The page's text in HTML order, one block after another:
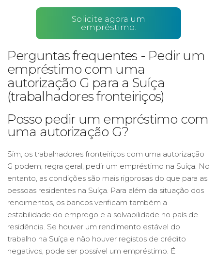
Solicite agora um
empréstimo.
Perguntas frequentes - Pedir um
empréstimo com uma
autorização G para a Suíça
(trabalhadores fronteiriços)
Posso pedir um empréstimo com
uma autorização G?
Sim, os trabalhadores fronteiriços com uma autorização
G podem, regra geral, pedir um empréstimo na Suíça. No
entanto, as condições são mais rigorosas do que para as
pessoas residentes na Suíça. Para além da situação dos
rendimentos, os bancos verificam também a
estabilidade do emprego e a solvabilidade no país de
residência. Se houver um rendimento estável do
trabalho na Suíça e não houver registos de crédito
negativos, pode ser possível um empréstimo. É